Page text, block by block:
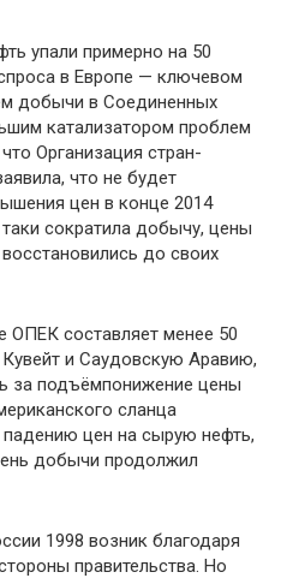
упали примерно на 50
в Европе — ключевом
добычи в Соединенных
катализатором проблем
Организация стран-
что не будет
цен в конце 2014
сократила добычу, цены
до своих
ОПЕК составляет менее 50
и Саудовскую Аравию,
за подъёмпонижение цены
сланца
падению цен на сырую нефть,
добычи продолжил
1998 возник благодаря
правительства. Но